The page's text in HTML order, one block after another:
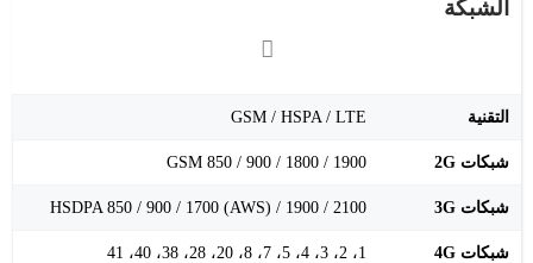
الشبكة
التقنية GSM / HSPA / LTE
شبكات 2G GSM 850 / 900 / 1800 / 1900
شبكات 3G HSDPA 850 / 900 / 1700 (AWS) / 1900 / 2100
شبكات 4G 1، 2، 3، 4، 5، 7، 8، 20، 28، 38، 40، 41